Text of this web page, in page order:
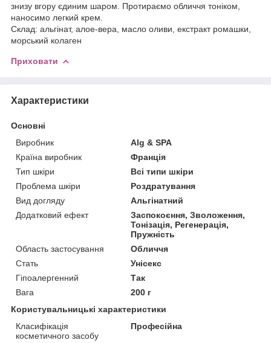
знизу вгору єдиним шаром. Протираємо обличчя тоніком,
наносимо легкий крем.
Склад: альгінат, алое-вера, масло оливи, екстракт ромашки,
морський колаген
Приховати
Характеристики
Основні
Виробник
Alg & SPA
Країна виробник
Франція
Тип шкіри
Всі типи шкіри
Проблема шкіри
Роздратування
Вид догляду
Альгінатний
Додатковий ефект
Заспокоєння, Зволоження,
Тонізація, Регенерація,
Пружність
Область застосування
Обличчя
Стать
Унісекс
Гіпоалергенний
Так
Вага
200 г
Користувальницькі характеристики
Класифікація
косметичного засобу
Професійна